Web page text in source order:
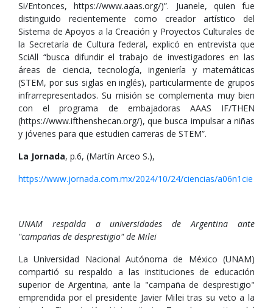
Si/Entonces, https://www.aaas.org/)”. Juanele, quien fue
distinguido recientemente como creador artístico del
Sistema de Apoyos a la Creación y Proyectos Culturales de
la Secretaría de Cultura federal, explicó en entrevista que
SciAll “busca difundir el trabajo de investigadores en las
áreas de ciencia, tecnología, ingeniería y matemáticas
(STEM, por sus siglas en inglés), particularmente de grupos
infrarrepresentados. Su misión se complementa muy bien
con el programa de embajadoras AAAS IF/THEN
(https://www.ifthenshecan.org/), que busca impulsar a niñas
y jóvenes para que estudien carreras de STEM”.
La Jornada, p.6, (Martín Arceo S.),
https://www.jornada.com.mx/2024/10/24/ciencias/a06n1cie
UNAM respalda a universidades de Argentina ante
"campañas de desprestigio" de Milei
La Universidad Nacional Autónoma de México (UNAM)
compartió su respaldo a las instituciones de educación
superior de Argentina, ante la "campaña de desprestigio"
emprendida por el presidente Javier Milei tras su veto a la